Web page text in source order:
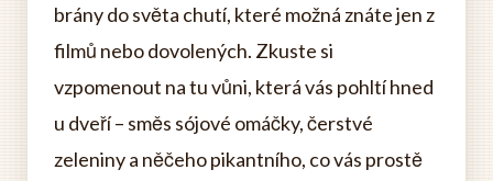
brány do světa chutí, které možná znáte jen z
filmů nebo dovolených. Zkuste si
vzpomenout na tu vůni, která vás pohltí hned
u dveří – směs sójové omáčky, čerstvé
zeleniny a něčeho pikantního, co vás prostě